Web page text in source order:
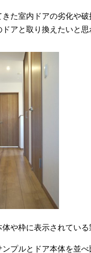
た室内ドアの劣化や
ドアと取り換えたいと
体や枠に表示されてい
プルとドア本体を並